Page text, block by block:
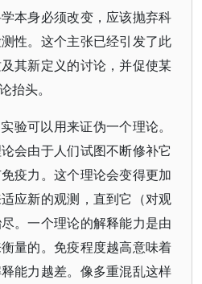
本身必须改变，应该抛弃科
性。这个主张已经引发了此
其新定义的讨论，并促使某
抬头。
验可以用来证伪一个理论。
会由于人们试图不断修补它
疫力。这个理论会变得更加
应新的观测，直到它（对观
。一个理论的解释能力是由
量的。免疫程度越高意味着
能力越差。像多重混乱这样